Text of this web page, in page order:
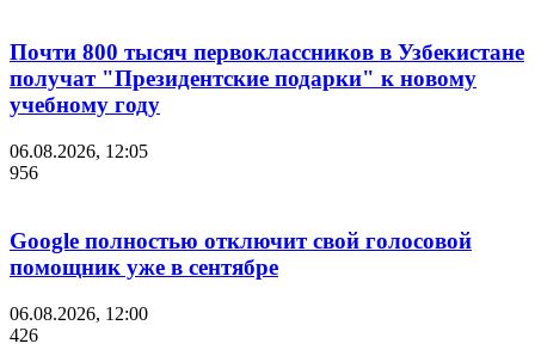
Почти 800 тысяч первоклассников в Узбекистане
получат "Президентские подарки" к новому
учебному году
06.08.2026, 12:05
956
Google полностью отключит свой голосовой
помощник уже в сентябре
06.08.2026, 12:00
426